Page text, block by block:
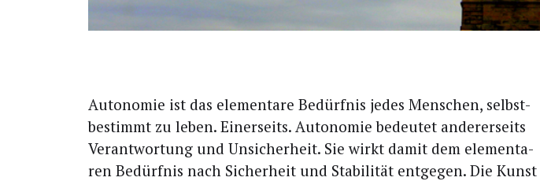
Auto­no­mie ist das ele­men­ta­re Bedürf­nis jedes Men­schen, selbst­
be­stimmt zu leben. Einer­seits. Auto­no­mie bedeu­tet ande­rer­seits
Ver­ant­wor­tung und Unsi­cher­heit. Sie wirkt damit dem ele­men­ta­
ren Bedürf­nis nach Sicher­heit und Sta­bi­li­tät ent­ge­gen. Die Kunst